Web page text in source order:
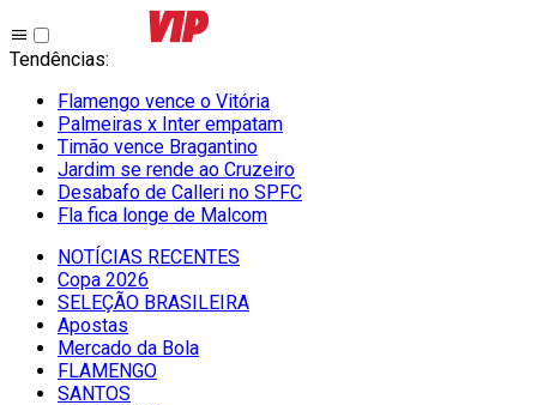
Tendências:
Flamengo vence o Vitória
Palmeiras x Inter empatam
Timão vence Bragantino
Jardim se rende ao Cruzeiro
Desabafo de Calleri no SPFC
Fla fica longe de Malcom
NOTÍCIAS RECENTES
Copa 2026
SELEÇÃO BRASILEIRA
Apostas
Mercado da Bola
FLAMENGO
SANTOS